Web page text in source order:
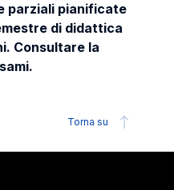
parziali pianificate
di didattica
Consultare la
Torna su